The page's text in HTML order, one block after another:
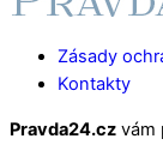
Zásady
Kontakty
Pravda24.cz vám